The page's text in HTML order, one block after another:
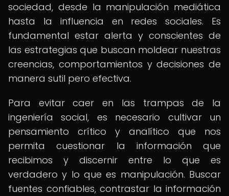
sociedad, desde la manipulación mediática
hasta la influencia en redes sociales. Es
fundamental estar alerta y conscientes de
las estrategias que buscan moldear nuestras
creencias, comportamientos y decisiones de
manera sutil pero efectiva.
Para evitar caer en las trampas de la
ingeniería social, es necesario cultivar un
pensamiento crítico y analítico que nos
permita cuestionar la información que
recibimos y discernir entre lo que es
verdadero y lo que es manipulación. Buscar
fuentes confiables, contrastar la información